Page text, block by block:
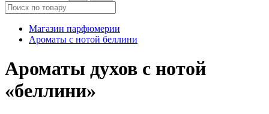
Магазин парфюмерии
Ароматы с нотой беллини
Ароматы духов с нотой
«беллини»